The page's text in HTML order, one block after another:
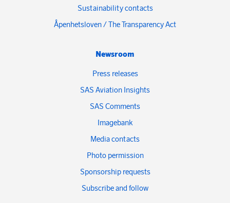
Sustainability contacts
Åpenhetsloven / The Transparency Act
Newsroom
Press releases
SAS Aviation Insights
SAS Comments
Imagebank
Media contacts
Photo permission
Sponsorship requests
Subscribe and follow